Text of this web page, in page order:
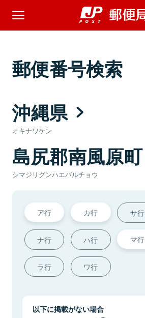
郵便番号検索
沖縄県
オキナワケン
島尻郡南風原町
シマジリグンハエバルチョウ
ア行 カ行 サ行
ナ行 ハ行 マ行
ラ行 ワ行
以下に掲載がない場合